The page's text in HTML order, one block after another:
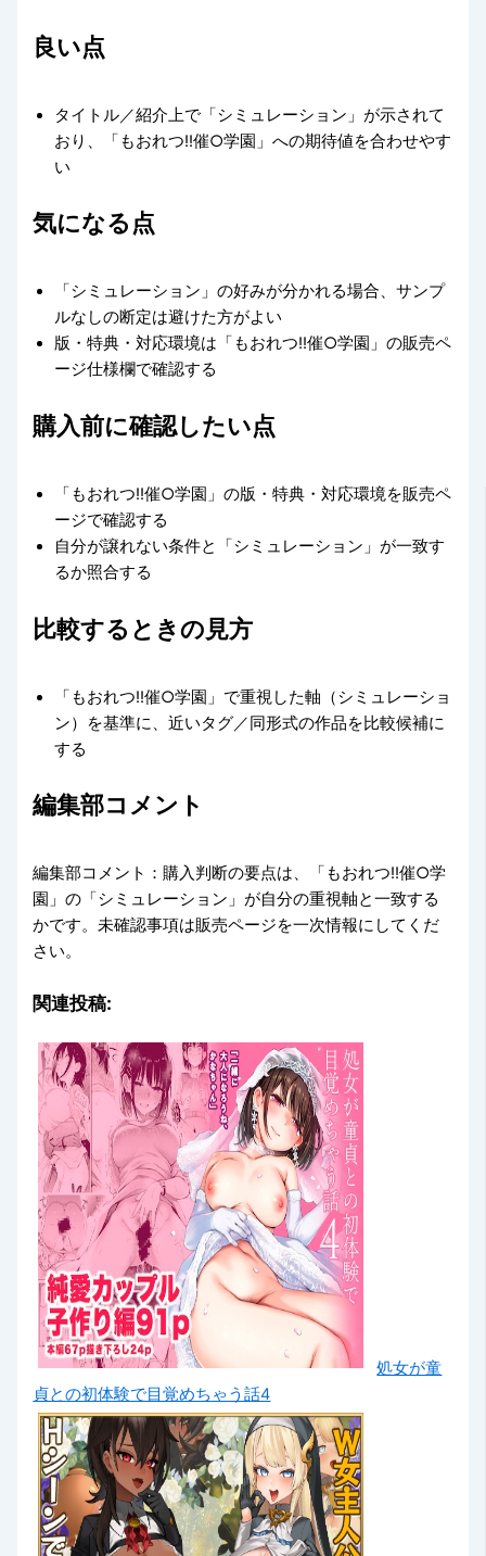
良い点
タイトル／紹介上で「シミュレーション」が示されて
おり、「もおれつ!!催○学園」への期待値を合わせやす
い
気になる点
「シミュレーション」の好みが分かれる場合、サンプ
ルなしの断定は避けた方がよい
版・特典・対応環境は「もおれつ!!催○学園」の販売ペ
ージ仕様欄で確認する
購入前に確認したい点
「もおれつ!!催○学園」の版・特典・対応環境を販売ペ
ージで確認する
自分が譲れない条件と「シミュレーション」が一致す
るか照合する
比較するときの見方
「もおれつ!!催○学園」で重視した軸（シミュレーショ
ン）を基準に、近いタグ／同形式の作品を比較候補に
する
編集部コメント
編集部コメント：購入判断の要点は、「もおれつ!!催○学
園」の「シミュレーション」が自分の重視軸と一致する
かです。未確認事項は販売ページを一次情報にしてくだ
さい。
関連投稿:
処女が童
貞との初体験で目覚めちゃう話4